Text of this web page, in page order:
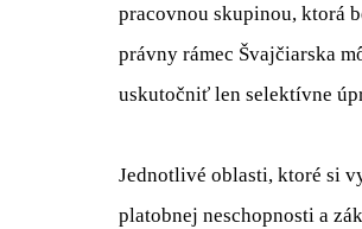
pracovnou skupinou, ktorá
právny rámec Švajčiarska
uskutočniť len selektívne
Jednotlivé oblasti, ktoré si
platobnej neschopnosti a